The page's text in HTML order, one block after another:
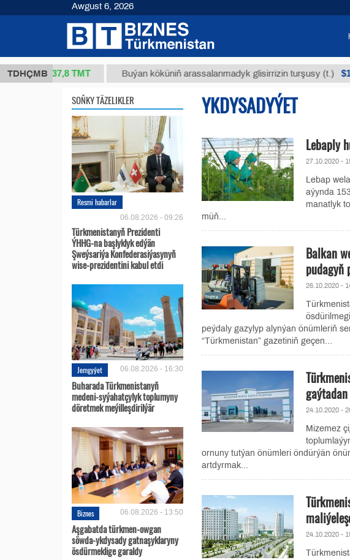
TDHÇMB
37,8 ТМТ Buýan köküniň arassalanmadyk glisirrizin turşusy (t.)
SOŇKY TÄZELIKLER
Resmi habarlar
06.08.2026 - 09:26
Türkmenistanyň Prezidenti
ÝHHG-na başlyklyk edýän
Şweýsariýa Konfederasiýasynyň
wise-prezidentini kabul etdi
Jemgyýet 06.08.2026 - 16:30
Buharada Türkmenistanyň
medeni-syýahatçylyk toplumyny
döretmek meýilleşdirilýär
Biznes 06.08.2026 - 13:50
Aşgabatda türkmen-owgan
söwda-ykdysady gatnaşyklaryny
ösdürmeklige garaldy
YKDYSADYÝET
Lebaply
27.10.2020 -
Lebap
aýynda
manatlyk
müň...
Balkan
pudagyň
26.10.2020 -
peýdaly gazylyp alynýan önümleriň
“Türkmenistan” gazetiniň geçen...
24.10.2020 -
Mizemez
ornuny tutýan önümleri öndürýän
artdyrmak...
24.10.2020 -
Awgust 6, 2026